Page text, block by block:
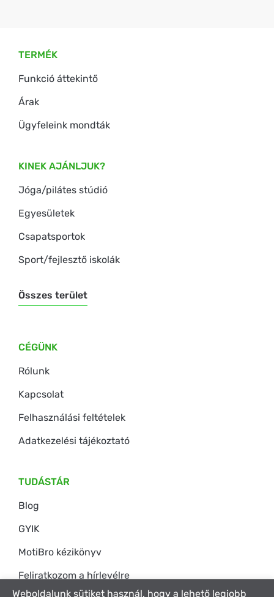
TERMÉK
Funkció áttekintő
Árak
Ügyfeleink mondták
KINEK AJÁNLJUK?
Jóga/pilátes stúdió
Egyesületek
Csapatsportok
Sport/fejlesztő iskolák
Összes terület
CÉGÜNK
Rólunk
Kapcsolat
Felhasználási feltételek
Adatkezelési tájékoztató
TUDÁSTÁR
Blog
GYIK
MotiBro kézikönyv
Feliratkozom a hírlevélre
Weboldalunk sütiket használ, hogy a lehető legjobb